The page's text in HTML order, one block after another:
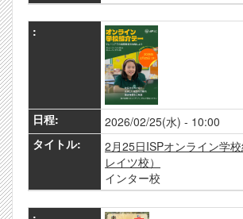
2026/02/25(水) - 10:00
2月25日ISPオンライン学
レイツ校）
インター校